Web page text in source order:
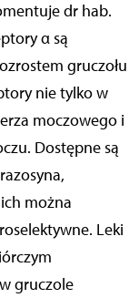
dr hab.
α są
gruczołu
nie tylko w
moczowego i
Dostępne są
można
Leki
gruczole